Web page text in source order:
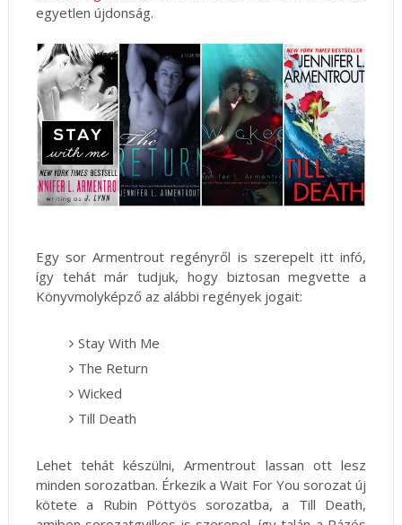
egyetlen újdonság.
Egy sor Armentrout regényről is szerepelt itt infó,
így tehát már tudjuk, hogy biztosan megvette a
Könyvmolyképző az alábbi regények jogait:
Stay With Me
The Return
Wicked
Till Death
Lehet tehát készülni, Armentrout lassan ott lesz
minden sorozatban. Érkezik a Wait For You sorozat új
kötete a Rubin Pöttyös sorozatba, a Till Death,